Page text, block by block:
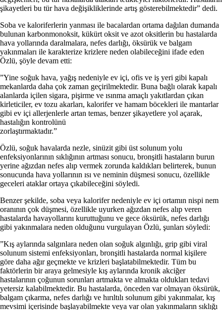
şikayetleri bu tür hava değişikliklerinde artış gösterebilmektedir” dedi.
Soba ve kaloriferlerin yanması ile bacalardan ortama dağılan dumanda
bulunan karbonmonoksit, kükürt oksit ve azot oksitlerin bu hastalarda
hava yollarında daralmalara, nefes darlığı, öksürük ve balgam
yakınmaları ile karakterize krizlere neden olabileceğini ifade eden
Özlü, şöyle devam etti:
”Yine soğuk hava, yağış nedeniyle ev içi, ofis ve iş yeri gibi kapalı
mekanlarda daha çok zaman geçirilmektedir. Buna bağlı olarak kapalı
alanlarda içilen sigara, pişirme ve ısınma amaçlı yakıtlardan çıkan
kirleticiler, ev tozu akarları, kalorifer ve hamam böcekleri ile mantarlar
gibi ev içi allerjenlerle artan temas, benzer şikayetlere yol açarak,
hastalığın kontrolünü
zorlaştırmaktadır.”
Özlü, soğuk havalarda nezle, sinüzit gibi üst solunum yolu
enfeksiyonlarının sıklığının artması sonucu, bronşitli hastaların burun
yerine ağızdan nefes alıp vermek zorunda kaldıkları belirterek, bunun
sonucunda hava yollarının ısı ve neminin düşmesi sonucu, özellikle
geceleri ataklar ortaya çıkabileceğini söyledi.
Benzer şekilde, soba veya kalorifer nedeniyle ev içi ortamın nispi nem
oranının çok düşmesi, özellikle uyurken ağızdan nefes alıp veren
hastalarda havayollarını kuruttuğunu ve gece öksürük, nefes darlığı
gibi yakınmalara neden olduğunu vurgulayan Özlü, şunları söyledi:
”Kış aylarında salgınlara neden olan soğuk algınlığı, grip gibi viral
solunum sistemi enfeksiyonları, bronşitli hastalarda normal kişilere
göre daha ağır geçmekte ve krizleri başlatabilmektedir. Tüm bu
faktörlerin bir araya gelmesiyle kış aylarında kronik akciğer
hastalarının çoğunun sorunları artmakta ve almakta oldukları tedavi
yetersiz kalabilmektedir. Bu hastalarda, önceden var olmayan öksürük,
balgam çıkarma, nefes darlığı ve hırıltılı solunum gibi yakınmalar, kış
mevsimi içerisinde başlayabilmekte veya var olan yakınmaların sıklığı